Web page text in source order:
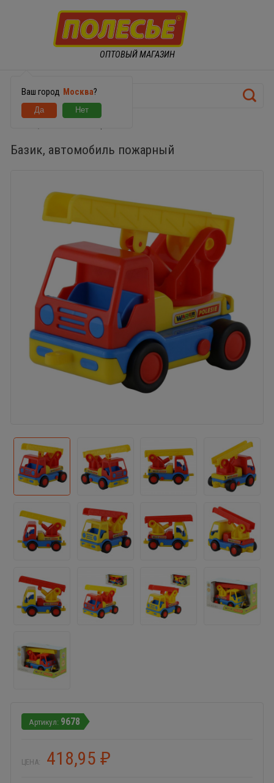
ОПТОВЫЙ МАГАЗИН
Ваш город Москва?
Базик, автомобиль пожарный
9678
ЦЕНА: 418,95 ₽